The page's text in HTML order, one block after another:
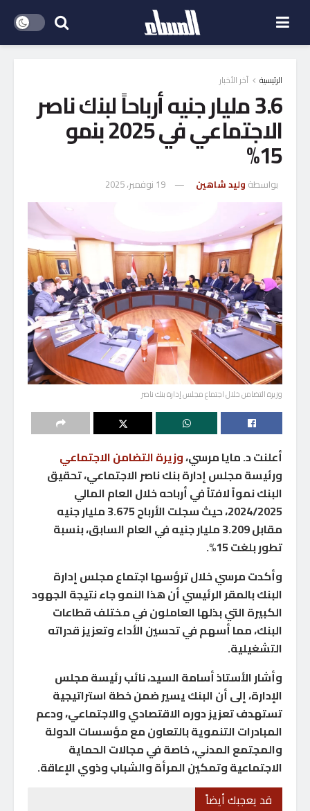
الرئيسية آخر الأخبار
3.6 مليار جنيه أرباحاً لبنك ناصر
الاجتماعي في 2025 بنمو
15%
بواسطة وليد شاهين 19 نوفمبر، 2025
وزيرة التضامن خلال اجتماع مجلس إدارة بنك ناصر
أعلنت د. مايا مرسي،وزيرة التضامن الاجتماعي
ورئيسة مجلس إدارة بنك ناصر الاجتماعي، تحقيق
البنك نمواً لافتاً في أرباحه خلال العام المالي
2024/2025، حيث سجلت الأرباح 3.675 مليار جنيه
مقابل 3.209 مليار جنيه في العام السابق، بنسبة
تطور بلغت 15%.
وأكدت مرسي خلال ترؤسها اجتماع مجلس إدارة
البنك بالمقر الرئيسي أن هذا النمو جاء نتيجة الجهود
الكبيرة التي بذلها العاملون في مختلف قطاعات
البنك، مما أسهم في تحسين الأداء وتعزيز قدراته
التشغيلية.
وأشار الأستاذ أسامة السيد، نائب رئيسة مجلس
الإدارة، إلى أن البنك يسير ضمن خطة استراتيجية
تستهدف تعزيز دوره الاقتصادي والاجتماعي، ودعم
المبادرات التنموية بالتعاون مع مؤسسات الدولة
والمجتمع المدني، خاصة في مجالات الحماية
الاجتماعية وتمكين المرأة والشباب وذوي الإعاقة.
قد يعجبك أيضاً